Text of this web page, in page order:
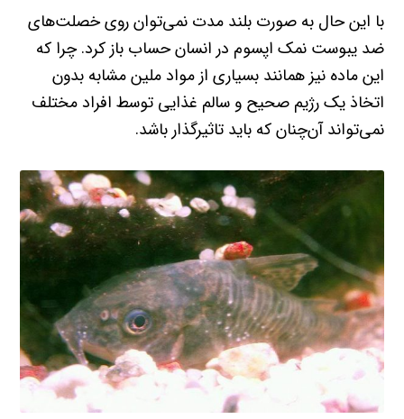
با این حال به صورت بلند مدت نمی‌توان روی خصلت‌های
ضد یبوست نمک اپسوم در انسان حساب باز کرد. چرا که
این ماده نیز همانند بسیاری از مواد ملین مشابه بدون
اتخاذ یک رژیم صحیح و سالم غذایی توسط افراد مختلف
نمی‌تواند آن‌چنان که باید تاثیرگذار باشد.